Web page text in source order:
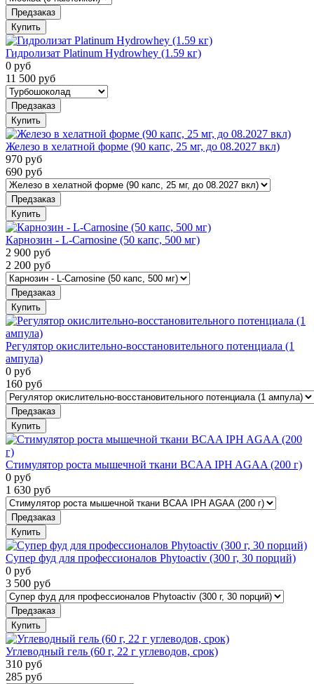
Предзаказ
Купить
Гидролизат Platinum Hydrowhey (1.59 кг)
0 руб
11 500 руб
Предзаказ
Купить
Железо в хелатной форме (90 капс, 25 мг, до 08.2027 вкл)
970 руб
690 руб
Предзаказ
Купить
Карнозин - L-Carnosine (50 капс, 500 мг)
2 900 руб
2 200 руб
Предзаказ
Купить
Регулятор окислительно-восстановительного потенциала (1
ампула)
0 руб
160 руб
Предзаказ
Купить
Стимулятор роста мышечной ткани BCAA IPH AGAA (200 г)
0 руб
1 630 руб
Предзаказ
Купить
Супер фуд для профессионалов Phytoactiv (300 г, 30 порций)
0 руб
3 500 руб
Предзаказ
Купить
Углеводный гель (60 г, 22 г углеводов, срок)
310 руб
285 руб